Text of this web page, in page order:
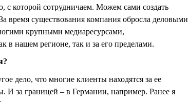
с которой сотрудничаем. Можем сами создать
время существования компания обросла деловыми
крупными медиаресурсами,
в нашем регионе, так и за его пределами.
дело, что многие клиенты находятся за ее
И за границей – в Германии, например. Ранее я